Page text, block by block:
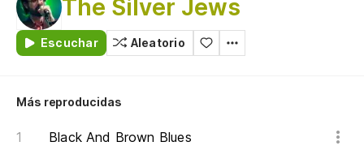
The Silver Jews
Escuchar Aleatorio
Más reproducidas
Black And Brown Blues